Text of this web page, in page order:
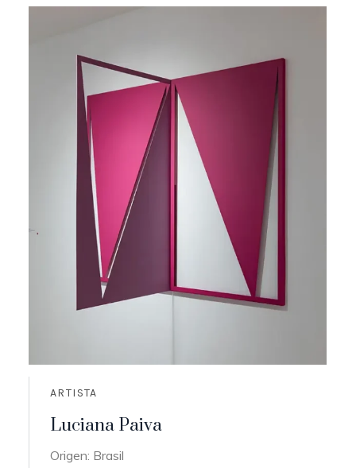
ARTISTA
Luciana Paiva
Origen: Brasil